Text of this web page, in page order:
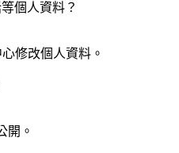
個人資料？
修改個人資料。
開。